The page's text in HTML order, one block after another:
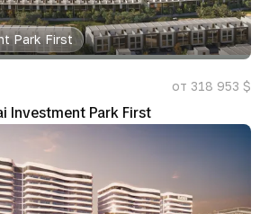
Park First
от 318 953 $
Investment Park First